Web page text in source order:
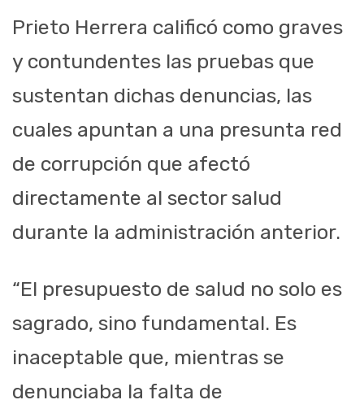
Prieto Herrera calificó como graves
y contundentes las pruebas que
sustentan dichas denuncias, las
cuales apuntan a una presunta red
de corrupción que afectó
directamente al sector salud
durante la administración anterior.
“El presupuesto de salud no solo es
sagrado, sino fundamental. Es
inaceptable que, mientras se
denunciaba la falta de